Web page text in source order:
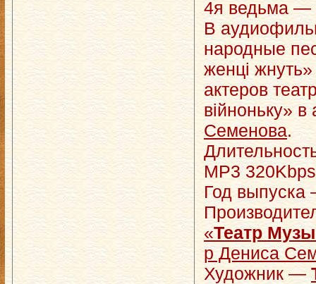
4я ведьма —
В
народные
женцi
актеров
вiйноньку»
Семенова.
MP3
Год выпуска
«Театр
р Дениса
Художник —